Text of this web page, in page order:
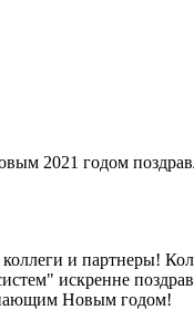
2021 годом
и партнеры!
искренне
Новым годом!